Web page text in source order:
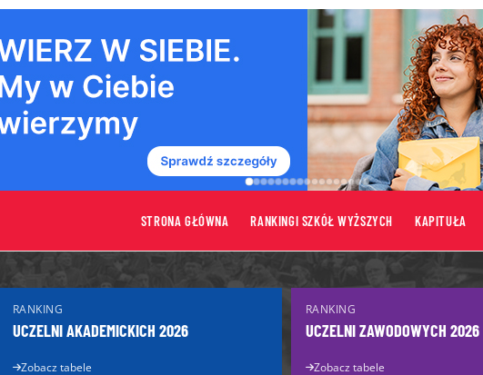
STRONA GŁÓWNA RANKINGI SZKÓŁ WYŻSZYCH KAPITUŁA
Dla Maturzystów
RANKING
UCZELNI AKADEMICKICH 2026
Zobacz tabele
RANKING
UCZELNI ZAWODOWYCH 2026
Zobacz tabele